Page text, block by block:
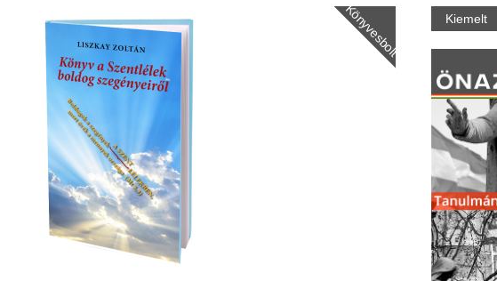
Könyvesbolt Kiemelt